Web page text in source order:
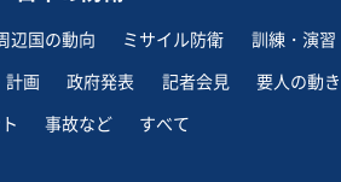
辺国の動向 ミサイル防衛
訓練・演習
計画 政府発表 記者会見
要人の動き
事故など すべて